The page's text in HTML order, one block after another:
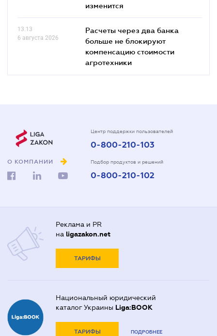
изменится
13.13
6 августа 2026
Расчеты через два банка
больше не блокируют
компенсацию стоимости
агротехники
О КОМПАНИИ
Центр поддержки пользователей
0-800-210-103
Подбор продуктов и решений
0-800-210-102
Реклама и PR
на ligazakon.net
ТАРИФЫ
Национальный юридический
каталог Украины Liga:BOOK
ТАРИФЫ ПОДРОБНЕЕ